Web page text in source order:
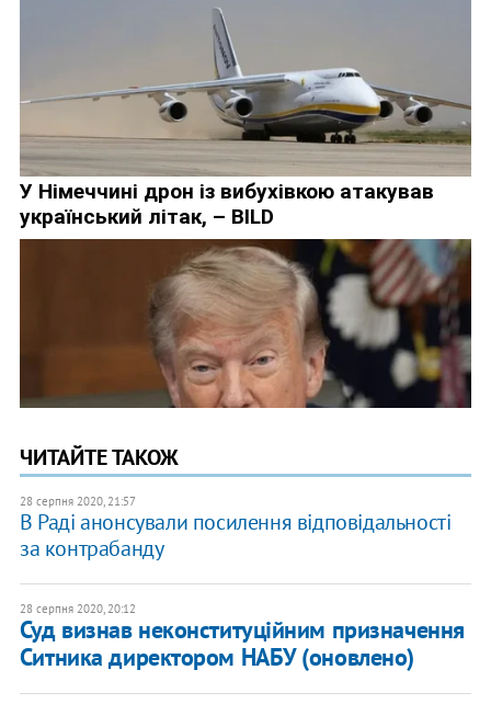
ЧИТАЙТЕ ТАКОЖ
28 серпня 2020, 21:57
В Раді анонсували посилення відповідальності
за контрабанду
28 серпня 2020, 20:12
Суд визнав неконституційним призначення
Ситника директором НАБУ (оновлено)